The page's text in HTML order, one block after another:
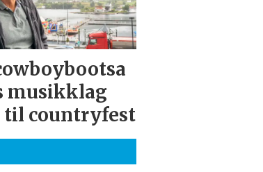
musikklag
countryfest